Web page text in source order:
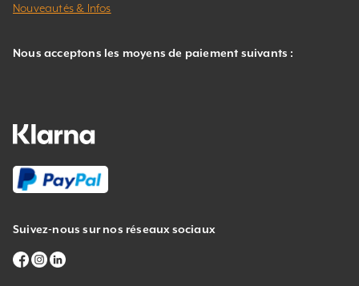
Nouveautés & Infos
Nous acceptons les moyens de paiement suivants :
Suivez-nous sur nos réseaux sociaux